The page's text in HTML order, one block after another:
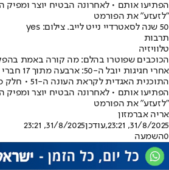
הפתיעו אותם • לאחרונה הבטיח יוצר ומפיק
"לזעזע" את הפורמט
50 שנה לסאטרדיי נייט לייב. צילום: yes
תרבות
טלוויזיה
הכוכבים שפוטרו בהלם: מה קורה באמת
אחרי
התוכנית
הפתיעו אותם • לאחרונה הבטיח יוצר ומפיק
"לזעזע" את הפורמט
אריה אברמזון
31/8/2025, 23:21
,עודכן31/8/2025, 23:21
0השמעה